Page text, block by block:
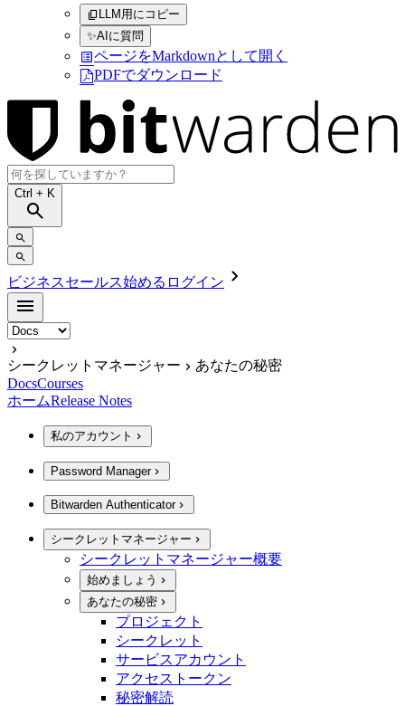
LLM用にコピー
✨AIに質問
ページをMarkdownとして開く
PDFでダウンロード
Ctrl + K
ビジネスセールス始める ログイン
シークレットマネージャー
あなたの秘密
DocsCourses
ホームRelease Notes
私のアカウント
Password Manager
Bitwarden Authenticator
シークレットマネージャー
シークレットマネージャー概要
始めましょう
あなたの秘密
プロジェクト
シークレット
サービスアカウント
アクセストークン
秘密解読